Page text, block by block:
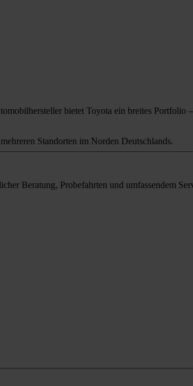
bietet Toyota ein breites Portfolio
Standorten im Norden Deutschlands.
Beratung, Probefahrten und umfassendem